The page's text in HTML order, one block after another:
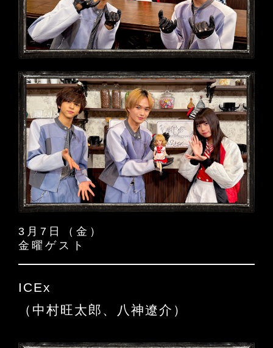
3月7日（金）
金曜ゲスト
ICEx
（中村旺太郎、八神遼介）